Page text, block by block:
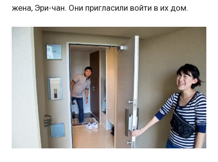
жена, Эри-чан. Они пригласили войти в их дом.